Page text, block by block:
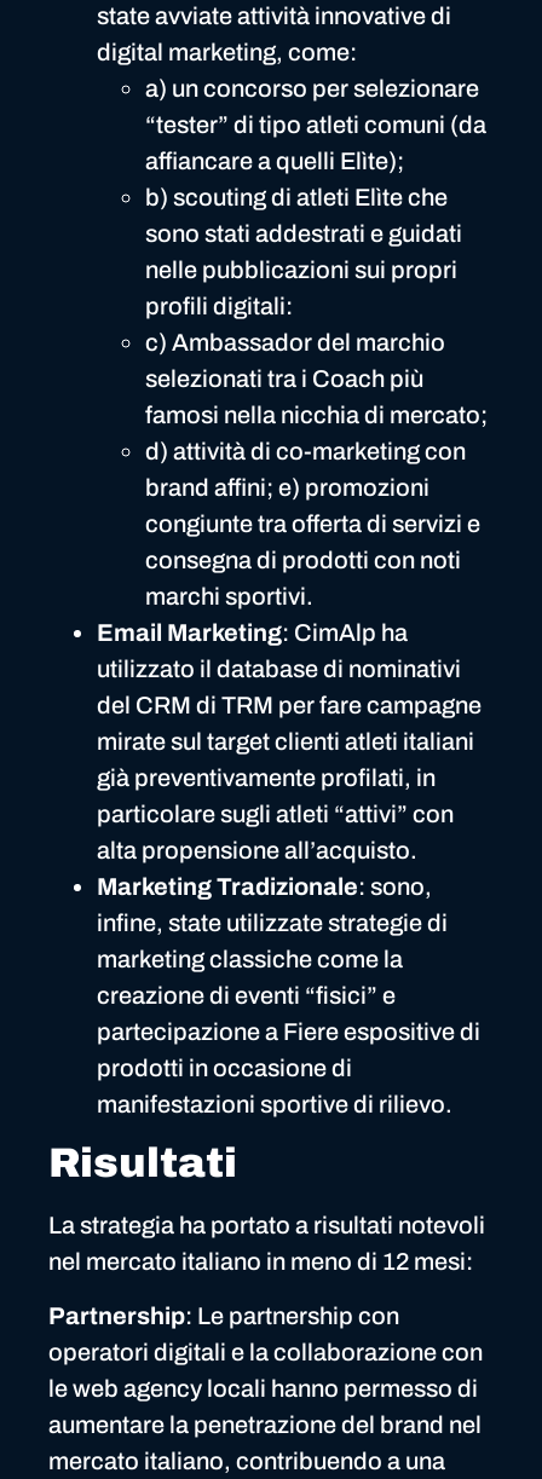
state avviate attività innovative di
digital marketing, come:
a) un concorso per selezionare
“tester” di tipo atleti comuni (da
affiancare a quelli Elìte);
b) scouting di atleti Elìte che
sono stati addestrati e guidati
nelle pubblicazioni sui propri
profili digitali:
c) Ambassador del marchio
selezionati tra i Coach più
famosi nella nicchia di mercato;
d) attività di co-marketing con
brand affini; e) promozioni
congiunte tra offerta di servizi e
consegna di prodotti con noti
marchi sportivi.
Email Marketing: CimAlp ha
utilizzato il database di nominativi
del CRM di TRM per fare campagne
mirate sul target clienti atleti italiani
già preventivamente profilati, in
particolare sugli atleti “attivi” con
alta propensione all’acquisto.
Marketing Tradizionale: sono,
infine, state utilizzate strategie di
marketing classiche come la
creazione di eventi “fisici” e
partecipazione a Fiere espositive di
prodotti in occasione di
manifestazioni sportive di rilievo.
Risultati
La strategia ha portato a risultati notevoli
nel mercato italiano in meno di 12 mesi:
Partnership: Le partnership con
operatori digitali e la collaborazione con
le web agency locali hanno permesso di
aumentare la penetrazione del brand nel
mercato italiano, contribuendo a una